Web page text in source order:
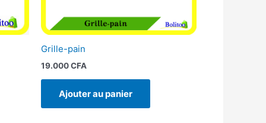
Grille-pain
19.000CFA
Ajouter au panier